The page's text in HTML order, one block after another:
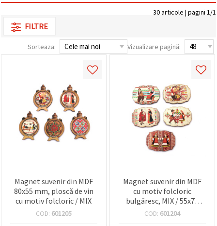
afișa
conținut și
relevante,
Puteți fi de
acord să
utilizați
cookie -
să vă
indicați
în setări
30 articole | pagini 1/1
FILTRE
Sorteaza: Vizualizare pagină:
Magnet suvenir din MDF
80x55 mm, ploscă de vin
cu motiv folcloric / MIX
COD: 601205
Magnet suvenir din MDF
cu motiv folcloric
bulgăresc, MIX / 55x75
mm
COD: 601204